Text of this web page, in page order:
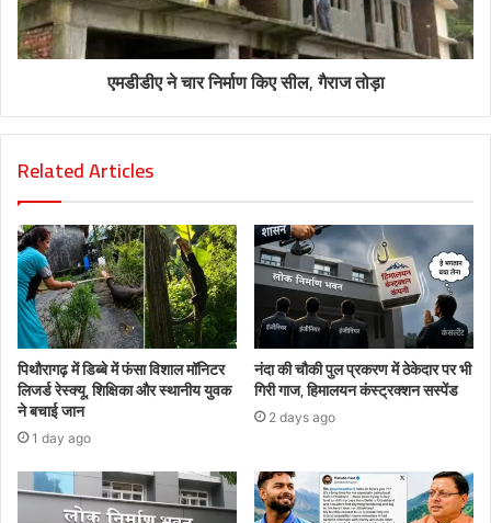
एमडीडीए ने चार निर्माण किए सील, गैराज तोड़ा
Related Articles
पिथौरागढ़ में डिब्बे में फंसा विशाल मॉनिटर
लिजर्ड रेस्क्यू, शिक्षिका और स्थानीय युवक
ने बचाई जान
1 day ago
नंदा की चौकी पुल प्रकरण में ठेकेदार पर भी
गिरी गाज, हिमालयन कंस्ट्रक्शन सस्पेंड
2 days ago